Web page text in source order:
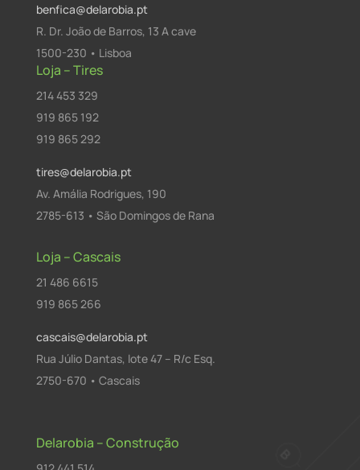
benfica@delarobia.pt
R. Dr. João de Barros, 13 A cave
1500-230 • Lisboa
Loja – Tires
214 453 329
919 865 192
919 865 292
tires@delarobia.pt
Av. Amália Rodrigues, 190
2785-613 • São Domingos de Rana
Loja – Cascais
21 486 6615
919 865 266
cascais@delarobia.pt
Rua Júlio Dantas, lote 47 – R/c Esq.
2750-670 • Cascais
Delarobia – Construção